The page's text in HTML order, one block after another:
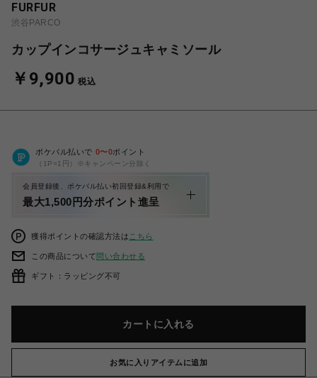
FURFUR
渋谷PARCO
カップインコサージュキャミソール
￥9,900 税込
ポケパル払いで 0〜0ポイント
（1P=1円）※キャンペーン分除く
会員登録後、ポケパル払い初回登録&利用で
最大1,500円分ポイント進呈
獲得ポイントの確認方法は こちら
この商品について問い合わせる
ギフト：ラッピング不可
カートに入れる
お気に入りアイテムに追加